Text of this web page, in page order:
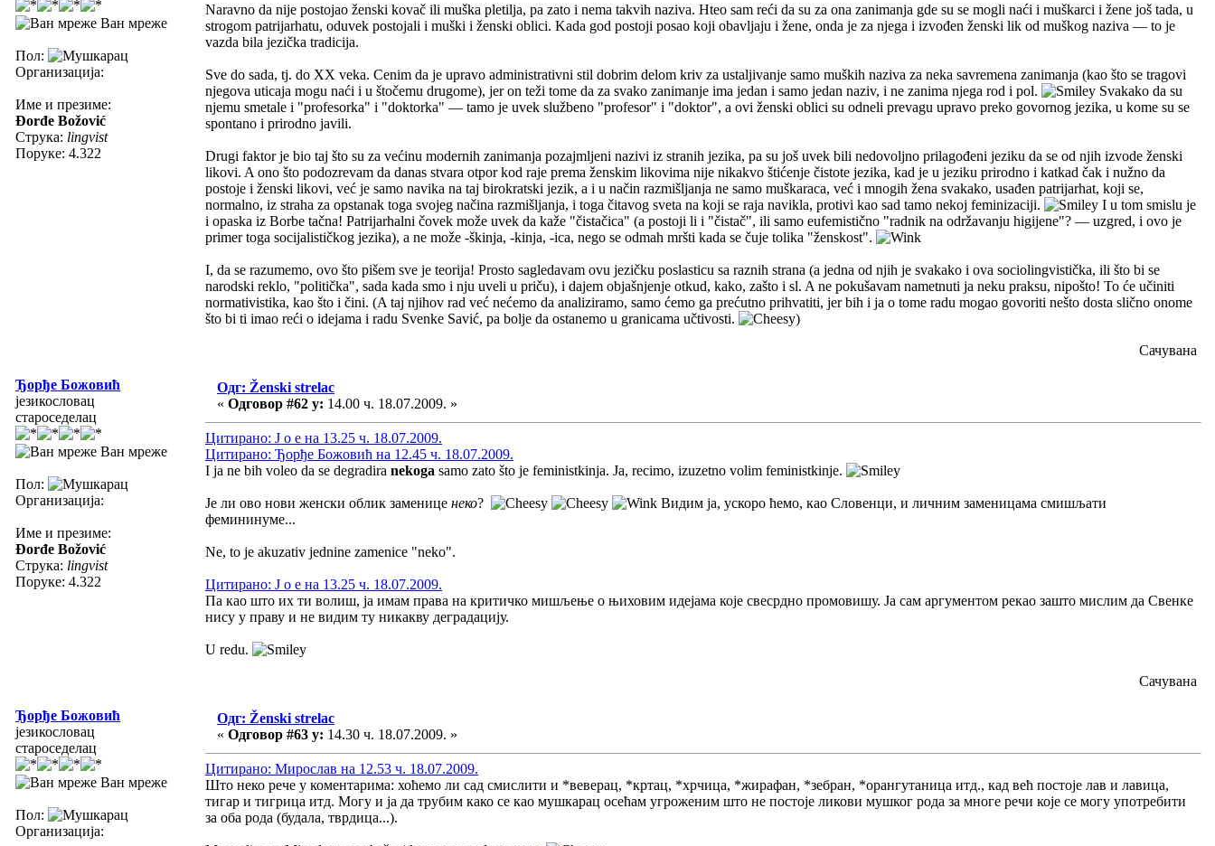
Ван мреже
Пол:
Организација:
Име и презиме:
Đorđe Božović
Струка: lingvist
Поруке: 4.322
Naravno da nije postojao ženski kovač ili muška pletilja, pa zato i nema takvih naziva. Hteo sam reći da su za ona zanimanja gde su se mogli naći i muškarci i žene još tada, u
strogom patrijarhatu, oduvek postojali i muški i ženski oblici. Kada god postoji posao koji obavljaju i žene, onda je za njega i izvođen ženski lik od muškog naziva — to je
vazda bila jezička tradicija.
Sve do sada, tj. do XX veka. Cenim da je upravo administrativni stil dobrim delom kriv za ustaljivanje samo muških naziva za neka savremena zanimanja (kao što se tragovi
njegova uticaja mogu naći i u štočemu drugome), jer on teži tome da za svako zanimanje ima jedan i samo jedan naziv, i ne zanima njega rod i pol.
Svakako da su
njemu smetale i "profesorka" i "doktorka" — tamo je uvek službeno "profesor" i "doktor", a ovi ženski oblici su odneli prevagu upravo preko govornog jezika, u kome su se
spontano i prirodno javili.
Drugi faktor je bio taj što su za većinu modernih zanimanja pozajmljeni nazivi iz stranih jezika, pa su još uvek bili nedovoljno prilagođeni jeziku da se od njih izvode ženski
likovi. A ono što podozrevam da danas stvara otpor kod raje prema ženskim likovima nije nikakvo štićenje čistote jezika, kad je u jeziku prirodno i katkad čak i nužno da
postoje i ženski likovi, već je samo navika na taj birokratski jezik, a i u način razmišljanja ne samo muškaraca, već i mnogih žena svakako, usađen patrijarhat, koji se,
normalno, iz straha za opstanak toga svojeg načina razmišljanja, i toga čitavog sveta na koji se raja navikla, protivi kao sad tamo nekoj feminizaciji.
I u tom smislu je
i opaska iz Borbe tačna! Patrijarhalni čovek može uvek da kaže "čistačica" (a postoji li i "čistač", ili samo eufemistično "radnik na održavanju higijene"? — uzgred, i ovo je
primer toga socijalističkog jezika), a ne može -škinja, -kinja, -ica, nego se odmah mršti kada se čuje tolika "ženskost".
I, da se razumemo, ovo što pišem sve je teorija! Prosto sagledavam ovu jezičku poslasticu sa raznih strana (a jedna od njih je svakako i ova sociolingvistička, ili što bi se
narodski reklo, "politička", sada kada smo i nju uveli u priču), i dajem objašnjenje otkud, kako, zašto i sl. A ne pokušavam nametnuti ja neku praksu, nipošto! To će učiniti
normativistika, kao što i čini. (A taj njihov rad već nećemo da analiziramo, samo ćemo ga prećutno prihvatiti, jer bih i ja o tome radu mogao govoriti nešto dosta slično onome
što bi ti imao reći o idejama i radu Svenke Savić, pa bolje da ostanemo u granicama učtivosti.
)
Сачувана
Ђорђе Божовић
језикословац
староседелац
Ван мреже
Пол:
Организација:
Име и презиме:
Đorđe Božović
Струка: lingvist
Поруке: 4.322
Одг: Ženski strelac
« Одговор #62 у: 14.00 ч. 18.07.2009. »
Цитирано: J o e на 13.25 ч. 18.07.2009.
Цитирано: Ђорђе Божовић на 12.45 ч. 18.07.2009.
I ja ne bih voleo da se degradira nekoga samo zato što je feministkinja. Ja, recimo, izuzetno volim feministkinje.
Је ли ово нови женски облик заменице неко?
Видим ја, ускоро ћемо, као Словенци, и личним заменицама смишљати
фемининуме...
Ne, to je akuzativ jednine zamenice "neko".
Цитирано: J o e на 13.25 ч. 18.07.2009.
Па као што их ти волиш, ја имам права на критичко мишљење о њиховим идејама које свесрдно промовишу. Ја сам аргументом рекао зашто мислим да Свенке
нису у праву и не видим ту никакву деградацију.
U redu.
Сачувана
Ђорђе Божовић
језикословац
староседелац
Ван мреже
Пол:
Организација:
Одг: Ženski strelac
« Одговор #63 у: 14.30 ч. 18.07.2009. »
Цитирано: Мирослав на 12.53 ч. 18.07.2009.
Што неко рече у коментарима: хоћемо ли сад смислити и *веверац, *кртац, *хрчица, *жирафан, *зебран, *орангутаница итд., кад већ постоје лав и лавица,
тигар и тигрица итд. Могу и ја да трубим како се као мушкарац осећам угроженим што не постоје ликови мушког рода за многе речи које се могу употребити
за оба рода (будала, тврдица...).